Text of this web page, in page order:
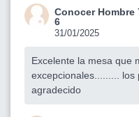
Conocer Hombre
6
31/01/2025
Excelente la mesa que
excepcionales......... los
agradecido